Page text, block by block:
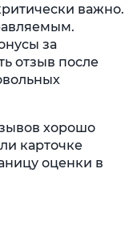
важно.
за
отзыв после
хорошо
карточке
оценки в